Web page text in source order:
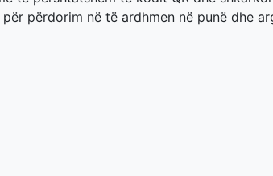
përdorim në të ardhmen në punë dhe